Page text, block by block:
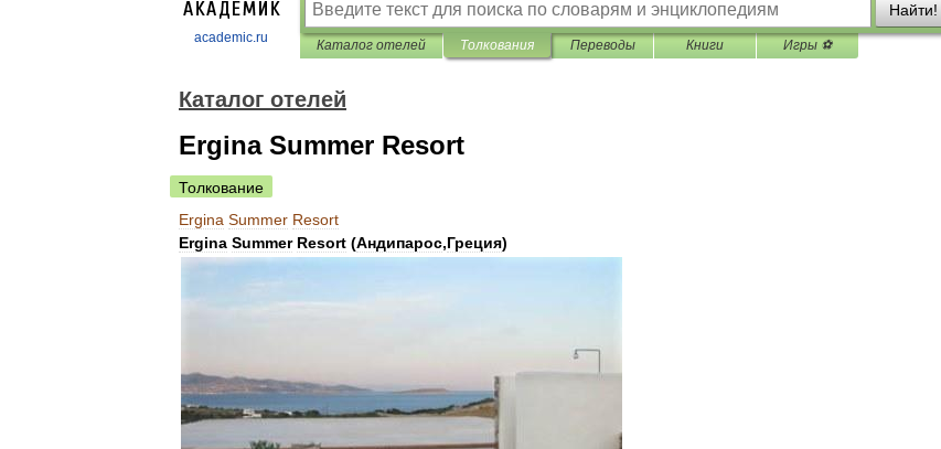
academic.ru
Найти!
Каталог отелей Толкования Переводы Книги Игры ⚽
Каталог отелей
Ergina Summer Resort
Толкование
Ergina Summer Resort
Ergina Summer Resort (Андипарос,Греция)